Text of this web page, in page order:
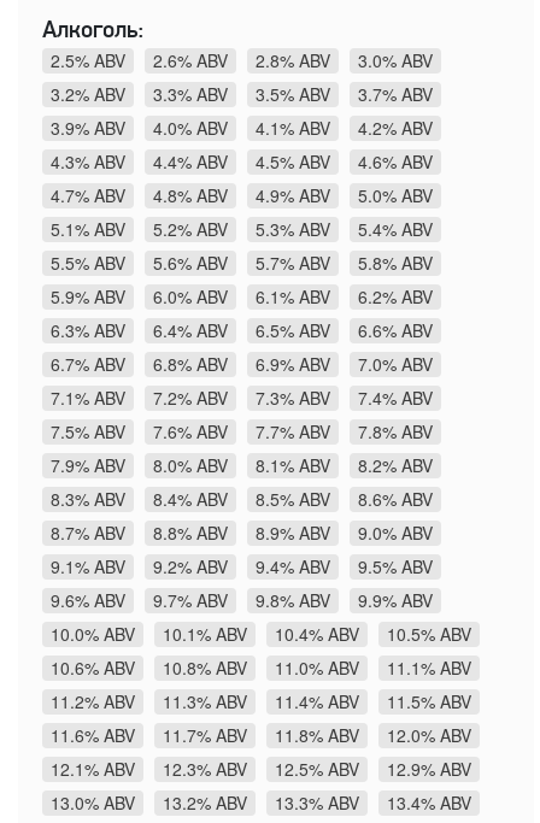
Алкоголь:
2.5% ABV
2.6% ABV 2.8% ABV
3.0% ABV
3.2% ABV
3.3% ABV 3.5% ABV
3.7% ABV
3.9% ABV
4.0% ABV 4.1% ABV
4.2% ABV
4.3% ABV
4.4% ABV 4.5% ABV
4.6% ABV
4.7% ABV
4.8% ABV 4.9% ABV
5.0% ABV
5.1% ABV
5.2% ABV 5.3% ABV
5.4% ABV
5.5% ABV
5.6% ABV 5.7% ABV
5.8% ABV
5.9% ABV
6.0% ABV 6.1% ABV
6.2% ABV
6.3% ABV
6.4% ABV 6.5% ABV
6.6% ABV
6.7% ABV
6.8% ABV 6.9% ABV
7.0% ABV
7.1% ABV
7.2% ABV 7.3% ABV
7.4% ABV
7.5% ABV
7.6% ABV 7.7% ABV
7.8% ABV
7.9% ABV
8.0% ABV 8.1% ABV
8.2% ABV
8.3% ABV
8.4% ABV 8.5% ABV
8.6% ABV
8.7% ABV
8.8% ABV 8.9% ABV
9.0% ABV
9.1% ABV
9.2% ABV 9.4% ABV
9.5% ABV
9.6% ABV
9.7% ABV 9.8% ABV
9.9% ABV
10.0% ABV
10.1% ABV 10.4% ABV
10.5% ABV
10.6% ABV
10.8% ABV 11.0% ABV
11.1% ABV
11.2% ABV
11.3% ABV 11.4% ABV
11.5% ABV
11.6% ABV
11.7% ABV 11.8% ABV
12.0% ABV
12.1% ABV
12.3% ABV 12.5% ABV
12.9% ABV
13.0% ABV
13.2% ABV 13.3% ABV
13.4% ABV